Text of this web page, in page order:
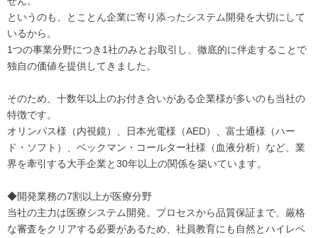
というのも、とことん企業に寄り添ったシステム開発を大切にして
いるから。
1つの事業分野につき1社のみとお取引し、徹底的に伴走することで
独自の価値を提供してきました。
そのため、十数年以上のお付き合いがある企業様が多いのも当社の
特徴です。
オリンパス様（内視鏡）、日本光電様（AED）、富士通様（ハー
ド・ソフト）、ベックマン・コールター社様（血液分析）など、業
界を牽引する大手企業と30年以上の関係を築いています。
◆開発業務の7割以上が医療分野
当社の主力は医療システム開発。プロセスから品質保証まで、厳格
な審査をクリアする必要があるため、社員教育にも自然とハイレベ